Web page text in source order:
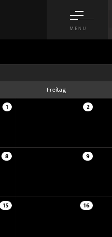
MENU
Freitag
1 2
8 9
15 16